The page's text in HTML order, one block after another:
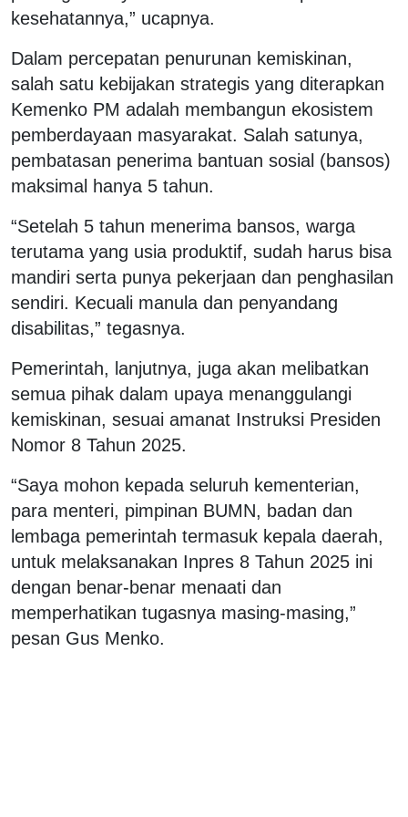
kesehatannya,” ucapnya.
Dalam percepatan penurunan kemiskinan,
salah satu kebijakan strategis yang diterapkan
Kemenko PM adalah membangun ekosistem
pemberdayaan masyarakat. Salah satunya,
pembatasan penerima bantuan sosial (bansos)
maksimal hanya 5 tahun.
“Setelah 5 tahun menerima bansos, warga
terutama yang usia produktif, sudah harus bisa
mandiri serta punya pekerjaan dan penghasilan
sendiri. Kecuali manula dan penyandang
disabilitas,” tegasnya.
Pemerintah, lanjutnya, juga akan melibatkan
semua pihak dalam upaya menanggulangi
kemiskinan, sesuai amanat Instruksi Presiden
Nomor 8 Tahun 2025.
“Saya mohon kepada seluruh kementerian,
para menteri, pimpinan BUMN, badan dan
lembaga pemerintah termasuk kepala daerah,
untuk melaksanakan Inpres 8 Tahun 2025 ini
dengan benar-benar menaati dan
memperhatikan tugasnya masing-masing,”
pesan Gus Menko.